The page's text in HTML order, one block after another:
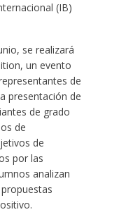
(IB)
se realizará
un evento
de
presentación de
de grado
de
de
por las
analizan